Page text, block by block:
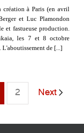
création à Paris (en avril
et Luc Plamondon
et fastueuse production.
les 7 et 8 octobre
L'aboutissement de [...]
2 Next